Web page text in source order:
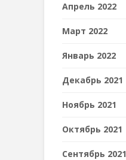
Апрель 2022
Март 2022
Январь 2022
Декабрь 2021
Ноябрь 2021
Октябрь 2021
Сентябрь 2021